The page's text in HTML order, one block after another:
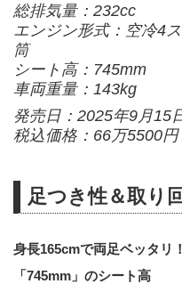
総排気量：232cc
エンジン形式：空冷4
筒
シート高：745mm
車両重量：143kg
発売日：2025年9月15
税込価格：66万5500円
足つき性＆取り
身長165cmで両足ベッタリ
「745mm」のシート高